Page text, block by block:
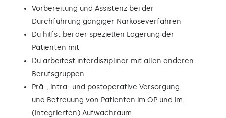
Vorbereitung und Assistenz bei der
Durchführung gängiger Narkoseverfahren
Du hilfst bei der speziellen Lagerung der
Patienten mit
Du arbeitest interdisziplinär mit allen anderen
Berufsgruppen
Prä-, intra- und postoperative Versorgung
und Betreuung von Patienten im OP und im
(integrierten) Aufwachraum